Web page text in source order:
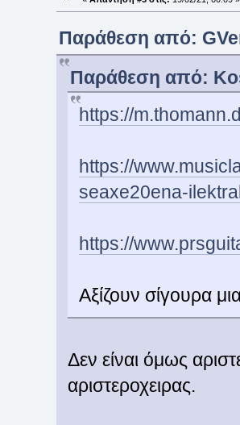
Παράθεση από:
Παράθεση από:
https://
https://
seaxe20ena-
https://
Αξίζουν σίγουρα
Δεν είναι όμως
αριστεροχειρας.